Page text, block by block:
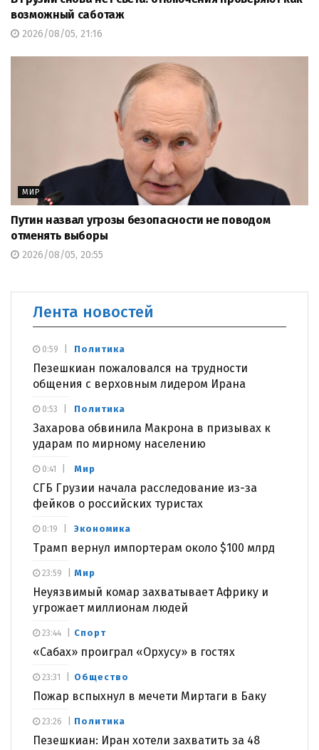
возможный саботаж
2026/08/05, 21:16
МИР
Путин назвал угрозы безопасности не поводом
отменять выборы
2026/08/05, 20:55
Лента новостей
Политика
Пезешкиан пожаловался на трудности
общения с верховным лидером Ирана
0:59
Политика
Захарова обвинила Макрона в призывах к
ударам по мирному населению
0:53
Мир
СГБ Грузии начала расследование из-за
фейков о российских туристах
0:41
Экономика
Трамп вернул импортерам около $100 млрд
0:19
Мир
Неуязвимый комар захватывает Африку и
угрожает миллионам людей
23:59
Спорт
«Сабах» проиграл «Орхусу» в гостях
23:44
Общество
Пожар вспыхнул в мечети Миртаги в Баку
23:31
Политика
Пезешкиан: Иран хотели захватить за 48
23:26